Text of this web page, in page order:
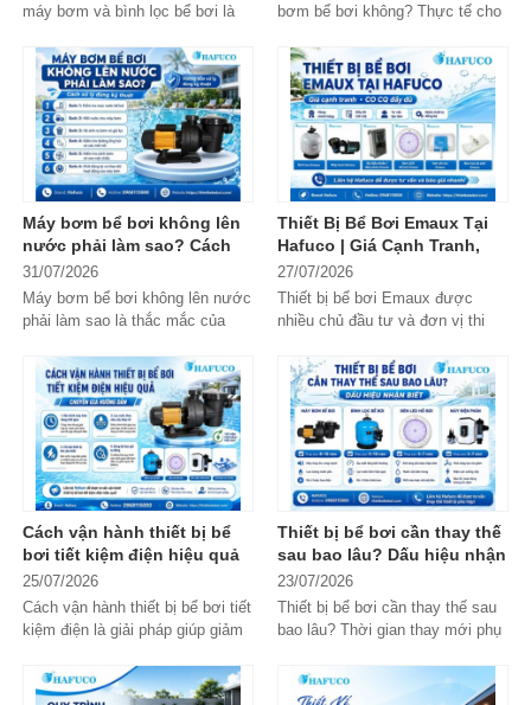
máy bơm và bình lọc bể bơi là
bị bỏ...
bơm bể bơi không? Thực tế cho
chạy song...
Máy bơm bể bơi không lên
nước phải làm sao? Cách
xử lý đúng kỹ thuật
31/07/2026
Máy bơm bể bơi không lên nước
phải làm sao là thắc mắc của
hoàn...
Thiết Bị Bể Bơi Emaux Tại
Hafuco | Giá Cạnh Tranh,
CO CQ Đầy Đủ
27/07/2026
Thiết bị bể bơi Emaux được
nhiều chủ đầu tư và đơn vị thi
ổn...
Cách vận hành thiết bị bể
bơi tiết kiệm điện hiệu quả
[Chuyên gia hướng dẫn]
25/07/2026
Cách vận hành thiết bị bể bơi tiết
kiệm điện là giải pháp giúp giảm
Thiết bị bể bơi cần thay thế
sau bao lâu? Dấu hiệu nhận
biết
23/07/2026
Thiết bị bể bơi cần thay thế sau
bao lâu? Thời gian thay mới phụ